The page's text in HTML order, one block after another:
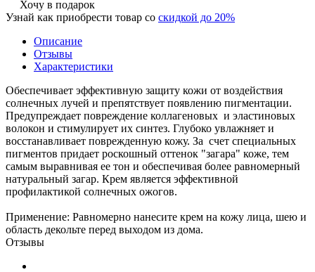
Хочу в подарок
Узнай как приобрести товар со скидкой до 20%
Описание
Отзывы
Характеристики
Обеспечивает эффективную защиту кожи от воздействия
солнечных лучей и препятствует появлению пигментации.
Предупреждает повреждение коллагеновых и эластиновых
волокон и стимулирует их синтез. Глубоко увлажняет и
восстанавливает поврежденную кожу. За счет специальных
пигментов придает роскошный оттенок "загара" коже, тем
самым выравнивая ее тон и обеспечивая более равномерный
натуральный загар. Крем является эффективной
профилактикой солнечных ожогов.
Применение: Равномерно нанесите крем на кожу лица, шею и
область декольте перед выходом из дома.
Отзывы